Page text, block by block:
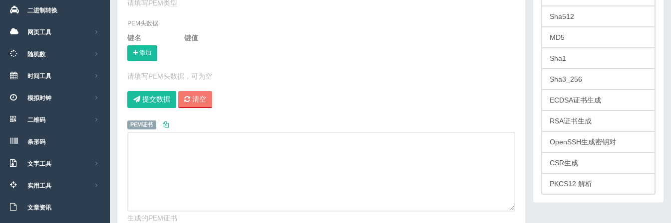
二进制转换
网页工具
随机数
时间工具
模拟时钟
二维码
条形码
文字工具
实用工具
文章资讯
请填写PEM类型
PEM头数据
键名 键值
添加
请填写PEM头数据，可为空
提交数据 清空
PEM证书
生成的PEM证书
Sha512
MD5
Sha1
Sha3_256
ECDSA证书生成
RSA证书生成
OpenSSH生成密钥对
CSR生成
PKCS12 解析